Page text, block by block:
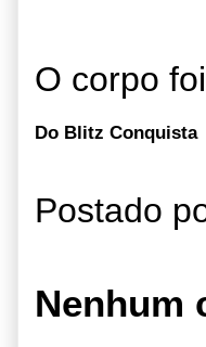
O corpo
Do Blitz Conquista
Postado
Nenhum